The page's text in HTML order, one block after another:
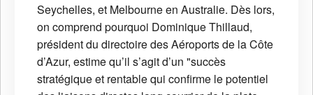
Seychelles, et Melbourne en Australie. Dès lors,
on comprend pourquoi Dominique Thillaud,
président du directoire des Aéroports de la Côte
d’Azur, estime qu’il s’agit d’un "succès
stratégique et rentable qui confirme le potentiel